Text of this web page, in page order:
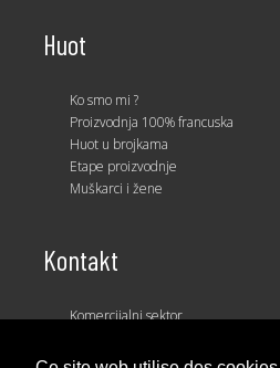
Huot
Ko smo mi ?
Proizvodnja 100% francuska
Huot u brojkama
Etape proizvodnje
Muškarci i žene
Kontakt
Komercijalni sektor